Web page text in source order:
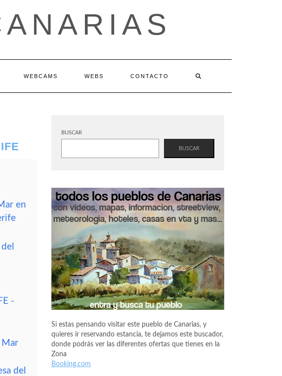
WEBCAMS WEBS CONTACTO
en
-
Mar
del
BUSCAR
BUSCAR
Si estas pensando visitar este pueblo de Canarias, y
quieres ir reservando estancia, te dejamos este buscador,
donde podrás ver las diferentes ofertas que tienes en la
Zona
Booking.com